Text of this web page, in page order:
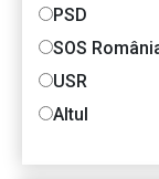
PSD
SOS
USR
Altul